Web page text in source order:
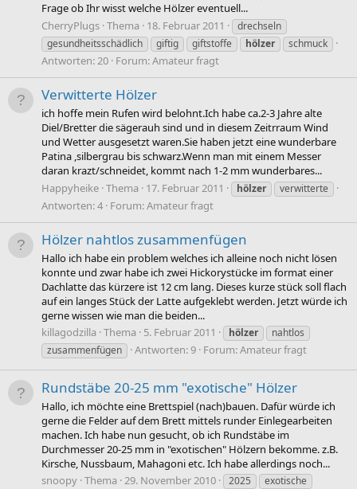
Frage ob Ihr wisst welche Hölzer eventuell...
CherryPlugs Thema 18. Februar 2011
drechseln
gesundheitsschädlich
giftig giftstoffe hölzer schmuck
Antworten: 20 Forum:Amateur fragt
Verwitterte Hölzer
ich hoffe mein Rufen wird belohnt.Ich habe ca.2-3 Jahre alte
Diel/Bretter die sägerauh sind und in diesem Zeitrraum Wind
und Wetter ausgesetzt waren.Sie haben jetzt eine wunderbare
Patina ,silbergrau bis schwarz.Wenn man mit einem Messer
daran krazt/schneidet, kommt nach 1-2 mm wunderbares...
Happyheike Thema 17. Februar 2011 hölzer verwitterte
Antworten: 4 Forum:Amateur fragt
Hölzer nahtlos zusammenfügen
Hallo ich habe ein problem welches ich alleine noch nicht lösen
konnte und zwar habe ich zwei Hickorystücke im format einer
Dachlatte das kürzere ist 12 cm lang. Dieses kurze stück soll flach
auf ein langes Stück der Latte aufgeklebt werden. Jetzt würde ich
gerne wissen wie man die beiden...
killagodzilla Thema 5. Februar 2011 hölzer
nahtlos
zusammenfügen
Antworten: 9 Forum:Amateur fragt
Rundstäbe 20-25 mm "exotische" Hölzer
Hallo, ich möchte eine Brettspiel (nach)bauen. Dafür würde ich
gerne die Felder auf dem Brett mittels runder Einlegearbeiten
machen. Ich habe nun gesucht, ob ich Rundstäbe im
Durchmesser 20-25 mm in "exotischen" Hölzern bekomme. z.B.
Kirsche, Nussbaum, Mahagoni etc. Ich habe allerdings noch...
snoopy Thema 29. November 2010 2025
exotische